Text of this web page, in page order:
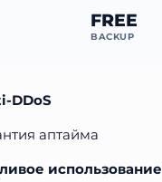
FREE
BACKUP
DDoS
аптайма
использование